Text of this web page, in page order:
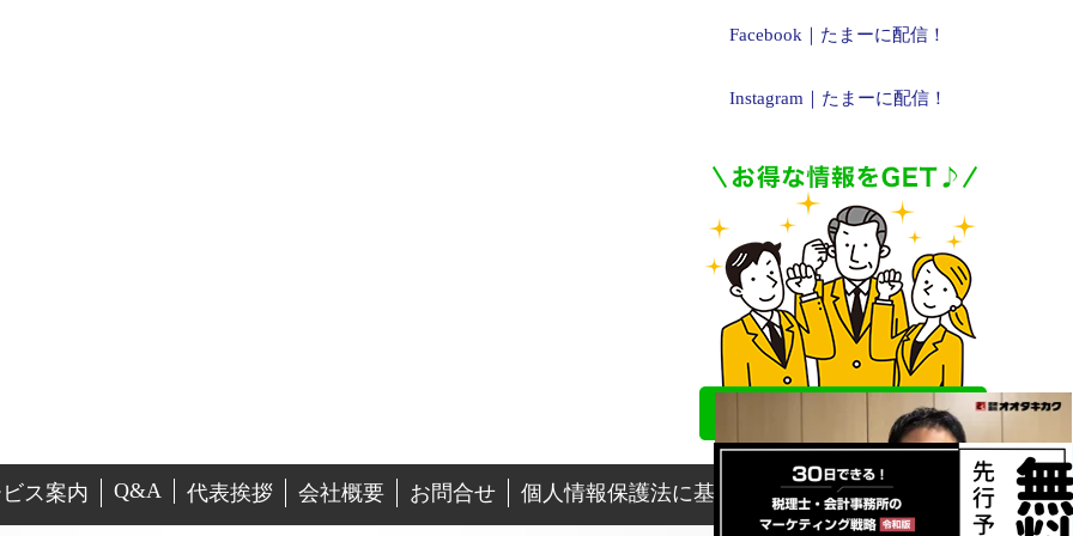
Facebook｜たまーに配信！
Instagram｜たまーに配信！
ス案内 Q&A 代表挨拶 会社概要 お問合せ 個人情報保護法に基づく表記